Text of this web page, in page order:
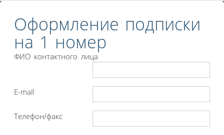
Оформление подписки
на 1 номер
ФИО контактного лица
E-mail
Телефон/факс